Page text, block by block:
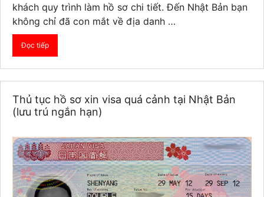
khách quy trình làm hồ sơ chi tiết. Đến Nhật Bản bạn
không chỉ đã con mắt về địa danh …
Đọc tiếp
Thủ tục hồ sơ xin visa quá cảnh tại Nhật Bản
(lưu trú ngắn hạn)